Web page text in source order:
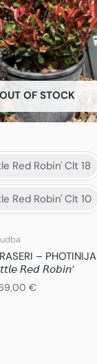
OUT OF STOCK
Red Robin' Clt 18
Red Robin' Clt 10
– PHOTINIJA
𝘙𝘦𝘥 𝘙𝘰𝘣𝘪𝘯’
€